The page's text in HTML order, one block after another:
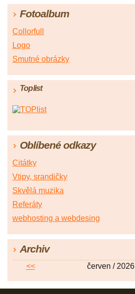
Fotoalbum
Collorfull
Logo
Smutné obrázky
Toplist
Oblíbené odkazy
Citátky
Vtipy, srandičky
Skvělá muzika
Referáty
webhosting a webdesing
Archiv
<< červen / 2026